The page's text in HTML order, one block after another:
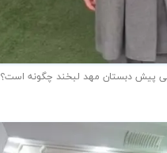
پیش دبستان مهد لبخند چگونه است؟